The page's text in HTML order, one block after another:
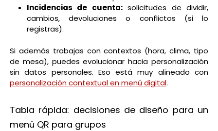
Incidencias de cuenta:solicitudes de dividir,
cambios, devoluciones o conflictos (si lo
registras).
Si además trabajas con contextos (hora, clima, tipo
de mesa), puedes evolucionar hacia personalización
sin datos personales. Eso está muy alineado con
personalización contextual en menú digital.
Tabla rápida: decisiones de diseño para un
menú QR para grupos